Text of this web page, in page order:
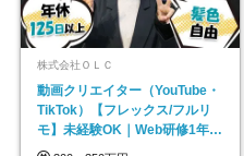
株式会社ＯＬＣ
動画クリエイター（YouTube・
TikTok）【フレックス/フルリ
モ】未経験OK｜Web研修1年間
｜副業OK